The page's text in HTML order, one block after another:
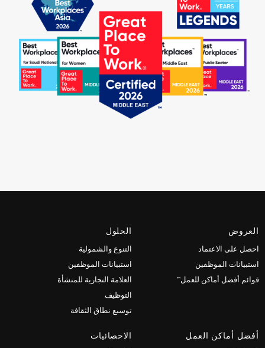
العروض
احصل على الاعتماد
استبيانات الموظفين
قوائم أفضل أماكن للعمل™
الحلول
التنوع والشمولية
استبيانات الموظفين
العلامة التجارية للمنشأة
التوظيف
توسيع نطاق الثقافة
أفضل أماكن العمل الاحصائيات